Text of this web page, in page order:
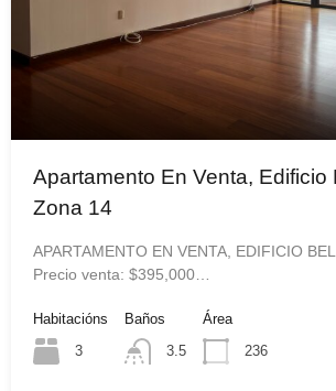
Apartamento En Venta, Edificio
Zona 14
APARTAMENTO EN VENTA, EDIFICIO
Precio venta: $395,000…
Habitacións
3
Baños
3.5
Área
236